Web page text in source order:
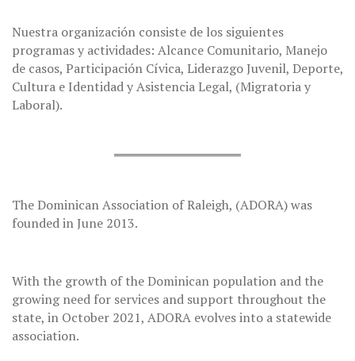
Nuestra organización consiste de los siguientes
programas y actividades: Alcance Comunitario, Manejo
de casos, Participación Cívica, Liderazgo Juvenil, Deporte,
Cultura e Identidad y Asistencia Legal, (Migratoria y
Laboral).
The Dominican Association of Raleigh, (ADORA) was
founded in June 2013.
With the growth of the Dominican population and the
growing need for services and support throughout the
state, in October 2021, ADORA evolves into a statewide
association.